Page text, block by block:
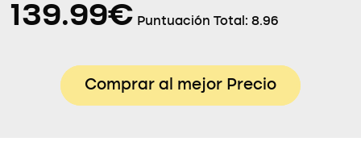
139.99€ Puntuación Total: 8.96
Comprar al mejor Precio